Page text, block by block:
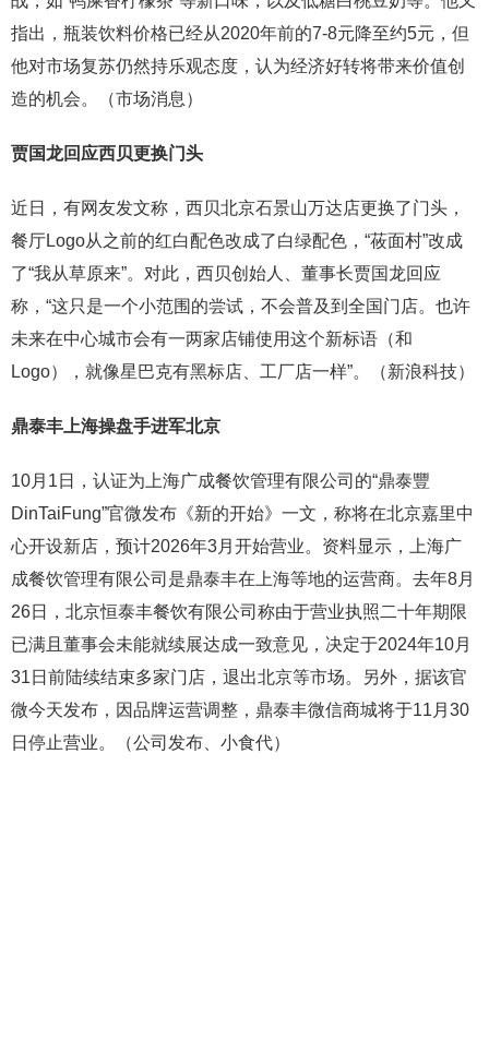
指出，瓶装饮料价格已经从2020年前的7-8元降至约5元，但
他对市场复苏仍然持乐观态度，认为经济好转将带来价值创
造的机会。（市场消息）
贾国龙回应西贝更换门头
近日，有网友发文称，西贝北京石景山万达店更换了门头，
餐厅Logo从之前的红白配色改成了白绿配色，“莜面村”改成
了“我从草原来”。对此，西贝创始人、董事长贾国龙回应
称，“这只是一个小范围的尝试，不会普及到全国门店。也许
未来在中心城市会有一两家店铺使用这个新标语（和
Logo），就像星巴克有黑标店、工厂店一样”。（新浪科技）
鼎泰丰上海操盘手进军北京
10月1日，认证为上海广成餐饮管理有限公司的“鼎泰豐
DinTaiFung”官微发布《新的开始》一文，称将在北京嘉里中
心开设新店，预计2026年3月开始营业。资料显示，上海广
成餐饮管理有限公司是鼎泰丰在上海等地的运营商。去年8月
26日，北京恒泰丰餐饮有限公司称由于营业执照二十年期限
已满且董事会未能就续展达成一致意见，决定于2024年10月
31日前陆续结束多家门店，退出北京等市场。另外，据该官
微今天发布，因品牌运营调整，鼎泰丰微信商城将于11月30
日停止营业。（公司发布、小食代）